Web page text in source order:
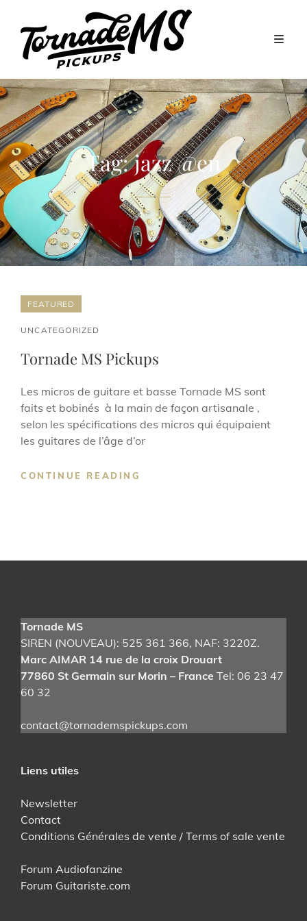
Tag:jazz @en
FEATURED
CAT
UNCATEGORIZED
Tornade MS Pickups
Les micros de guitare et basse Tornade MS sont
faits et bobinés à la main de façon artisanale ,
selon les spécifications des micros qui équipaient
les guitares de l’âge d’or
CONTINUE READING
Tornade MS
SIREN (NOUVEAU): 525 361 366, NAF: 3220Z.
Marc AIMAR 14 rue de la croix Drouart
77860 St Germain sur Morin – France Tel: 06 23 47
60 32
contact@tornademspickups.com
Liens utiles
Newsletter
Contact
Conditions Générales de vente / Terms of sale vente
Forum Audiofanzine
Forum Guitariste.com